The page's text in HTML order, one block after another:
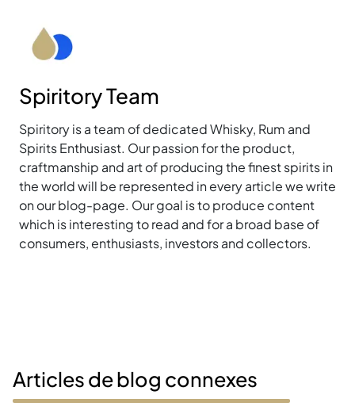
Spiritory Team
Spiritory is a team of dedicated Whisky, Rum and
Spirits Enthusiast. Our passion for the product,
craftmanship and art of producing the finest spirits in
the world will be represented in every article we write
on our blog-page. Our goal is to produce content
which is interesting to read and for a broad base of
consumers, enthusiasts, investors and collectors.
Articles de blog connexes